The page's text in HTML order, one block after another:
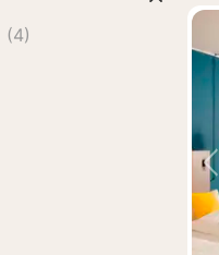
(4)